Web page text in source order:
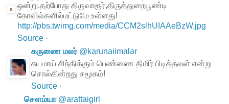
ஒன்று.தற்போது திருவாரூர்,திருத்துறைபூண்டி
கோவில்களில்மட்டுமே உள்ளது!
http://pbs.twimg.com/media/CCM2slhUIAAeBzW.jpg
Source ·
கருணை மலர் @karunaiimalar
சுயமாய் சிந்திக்கும் பெண்ணை திமிர் பிடித்தவள் என்று
சொல்கின்றது சமூகம்!
Source ·
சௌம்யா @arattaigirl